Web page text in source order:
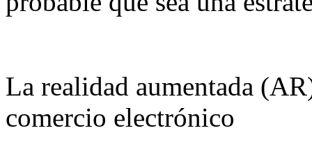
La realidad aumentada
comercio electrónico